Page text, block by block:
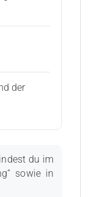
der
du im
sowie in